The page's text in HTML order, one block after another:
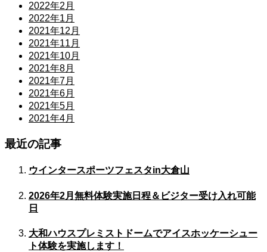
2022年2月
2022年1月
2021年12月
2021年11月
2021年10月
2021年8月
2021年7月
2021年6月
2021年5月
2021年4月
最近の記事
ウインタースポーツフェスタin大倉山
2026年2月無料体験実施日程＆ビジター受け入れ可能
日
大和ハウスプレミストドームでアイスホッケーシュー
ト体験を実施します！